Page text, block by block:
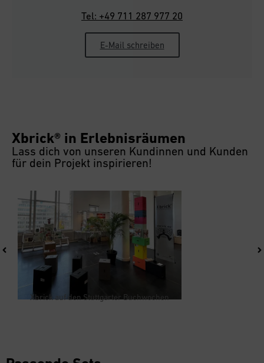
Tel: +49 711 287 977 20
E-Mail schreiben
Xbrick® in Erlebnisräumen
Lass dich von unseren Kundinnen und Kunden
für dein Projekt inspirieren!
Xbrick auf den Stuttgarter Buchwochen